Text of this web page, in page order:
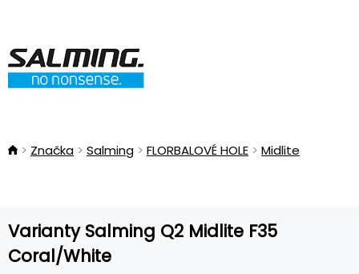
Značka Salming FLORBALOVÉ HOLE Midlite
Varianty Salming Q2 Midlite F35
Coral/White